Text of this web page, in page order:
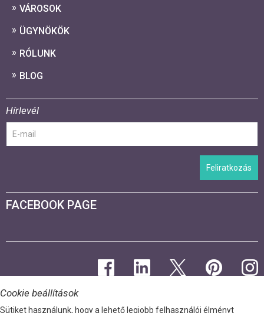
VÁROSOK
ÜGYNÖKÖK
RÓLUNK
BLOG
Hírlevél
Feliratkozás
FACEBOOK PAGE
Cookie beállítások
Sütiket használunk, hogy a lehető legjobb felhasználói élményt